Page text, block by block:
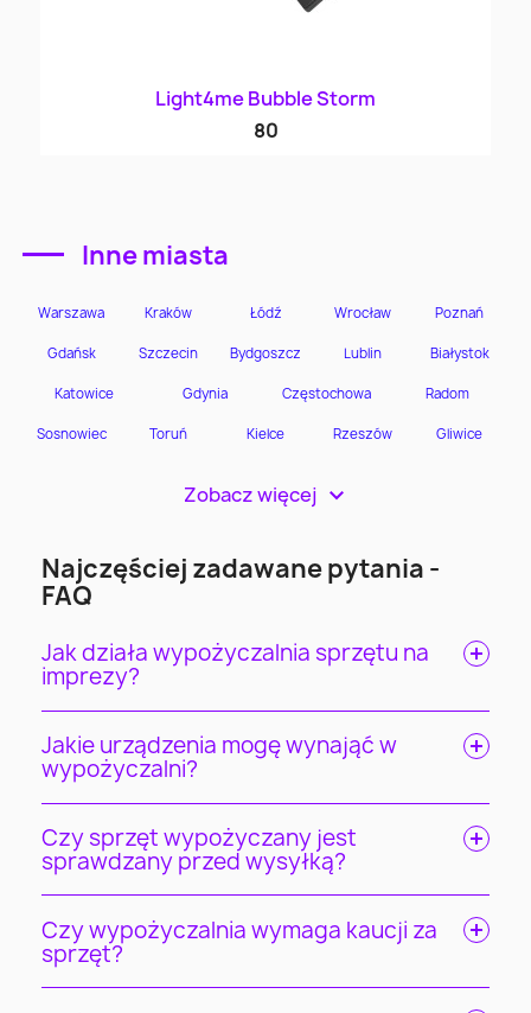
Light4me Bubble Storm
80
Inne miasta
Zobacz więcej >
Najczęściej zadawane pytania -
FAQ
Jak działa wypożyczalnia sprzętu na
imprezy?
Jakie urządzenia mogę wynająć w
wypożyczalni?
Czy sprzęt wypożyczany jest
sprawdzany przed wysyłką?
Czy wypożyczalnia wymaga kaucji za
sprzęt?